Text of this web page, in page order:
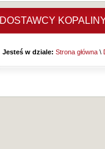
DOSTAWCY
Jesteś w dziale: Strona główna \